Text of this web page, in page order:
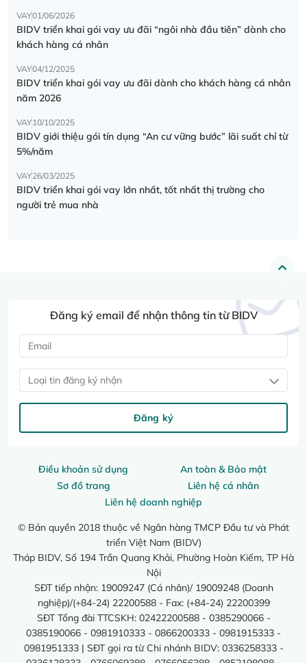
VAY01/06/2026
BIDV triển khai gói vay ưu đãi “ngôi nhà đầu tiên” dành cho
khách hàng cá nhân
VAY04/12/2025
BIDV triển khai gói vay ưu đãi dành cho khách hàng cá nhân
năm 2026
VAY10/10/2025
BIDV giới thiệu gói tín dụng “An cư vững bước” lãi suất chỉ từ
5%/năm
VAY26/03/2025
BIDV triển khai gói vay lớn nhất, tốt nhất thị trường cho
người trẻ mua nhà
Điều khoản sử dụng
An toàn & Bảo mật
Sơ đồ trang
Liên hệ cá nhân
Liên hệ doanh nghiệp
© Bản quyền 2018 thuộc về Ngân hàng TMCP Đầu tư và Phát
triển Việt Nam (BIDV)
Tháp BIDV, Số 194 Trần Quang Khải, Phường Hoàn Kiếm, TP Hà
Nội
SĐT tiếp nhận: 19009247 (Cá nhân)/ 19009248 (Doanh
nghiệp)/(+84-24) 22200588 - Fax: (+84-24) 22200399
SĐT Tổng đài TTCSKH: 02422200588 - 0385290066 -
0385190066 - 0981910333 - 0866200333 - 0981915333 -
0981951333 | SĐT gọi ra từ Chi nhánh BIDV: 0336258333 -
Đăng ký email để nhận thông tin từ BIDV
Loại tin đăng ký nhận
Đăng ký